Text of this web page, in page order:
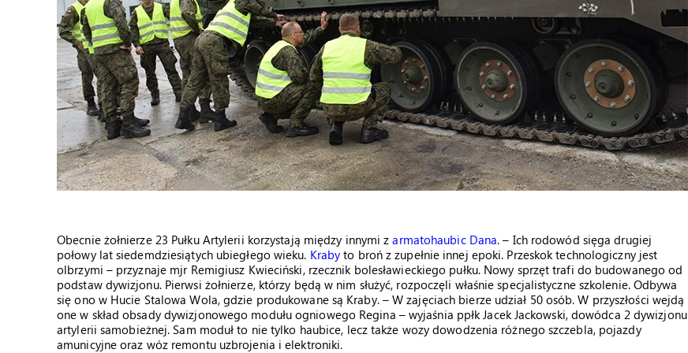
Obecnie żołnierze 23 Pułku Artylerii korzystają między innymi zarmatohaubic Dana. – Ich rodowód sięga drugiej
połowy lat siedemdziesiątych ubiegłego wieku. Kraby to broń z zupełnie innej epoki. Przeskok technologiczny jest
olbrzymi – przyznaje mjr Remigiusz Kwieciński, rzecznik bolesławieckiego pułku. Nowy sprzęt trafi do budowanego od
podstaw dywizjonu. Pierwsi żołnierze, którzy będą w nim służyć, rozpoczęli właśnie specjalistyczne szkolenie. Odbywa
się ono w Hucie Stalowa Wola, gdzie produkowane są Kraby. – W zajęciach bierze udział 50 osób. W przyszłości wejdą
one w skład obsady dywizjonowego modułu ogniowego Regina – wyjaśnia ppłk Jacek Jackowski, dowódca 2 dywizjonu
artylerii samobieżnej. Sam moduł to nie tylko haubice, lecz także wozy dowodzenia różnego szczebla, pojazdy
amunicyjne oraz wóz remontu uzbrojenia i elektroniki.